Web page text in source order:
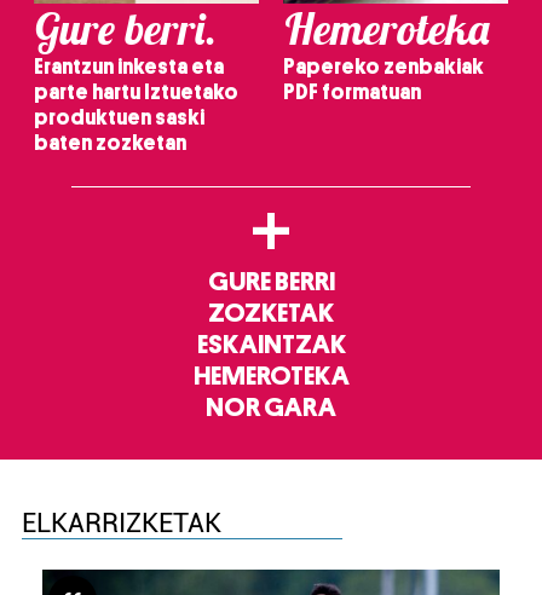
Gure berri.
Erantzun inkesta eta
parte hartu Iztuetako
produktuen saski
baten zozketan
Hemeroteka
Papereko zenbakiak
PDF formatuan
+
GURE BERRI
ZOZKETAK
ESKAINTZAK
HEMEROTEKA
NOR GARA
ELKARRIZKETAK